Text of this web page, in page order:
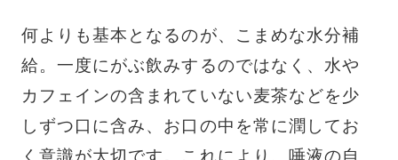
何よりも基本となるのが、こまめな水分補
給。一度にがぶ飲みするのではなく、水や
カフェインの含まれていない麦茶などを少
しずつ口に含み、お口の中を常に潤してお
く意識が大切です。これにより、唾液の自